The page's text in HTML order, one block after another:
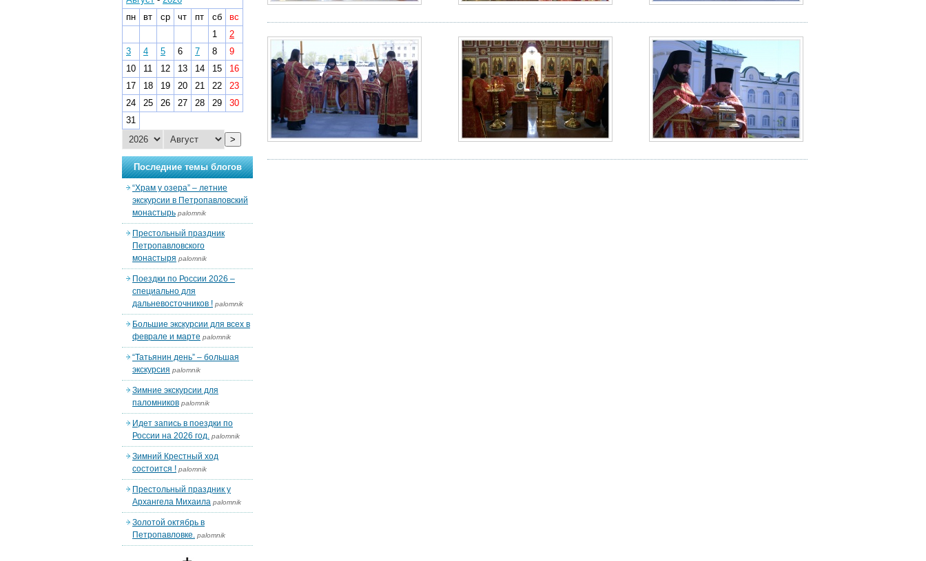
пн
вт ср чт пт сб
вс
1
2
3
4 5 6 7 8
9
10
11 12 13 14 15
16
17
18 19 20 21 22
23
24
25 26 27 28 29
30
31
>
Последние темы блогов
“Храм у озера” – летние
экскурсии в Петропавловский
монастырь palomnik
Престольный праздник
Петропавловского
монастыря palomnik
Поездки по России 2026 –
специально для
дальневосточников ! palomnik
Большие экскурсии для всех в
феврале и марте palomnik
“Татьянин день” – большая
экскурсия palomnik
Зимние экскурсии для
паломников palomnik
Идет запись в поездки по
России на 2026 год. palomnik
Зимний Крестный ход
состоится ! palomnik
Престольный праздник у
Архангела Михаила palomnik
Золотой октябрь в
Петропавловке. palomnik